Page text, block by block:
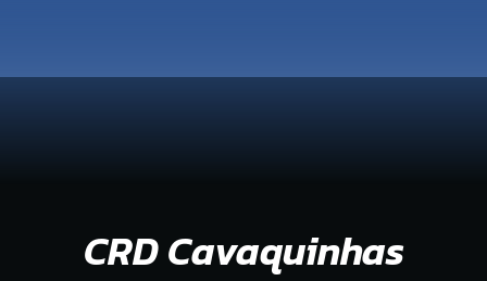
42ª Seixalíada
CRD Cavaquinhas